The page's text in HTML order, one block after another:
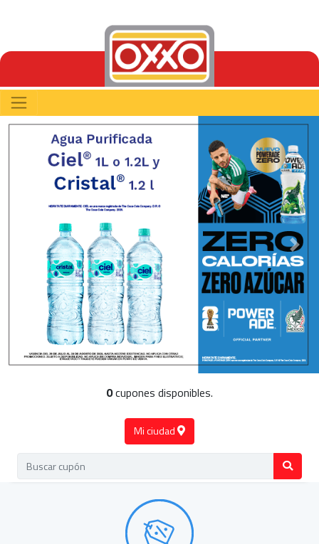
Previous Next
0cupones disponibles.
Mi ciudad